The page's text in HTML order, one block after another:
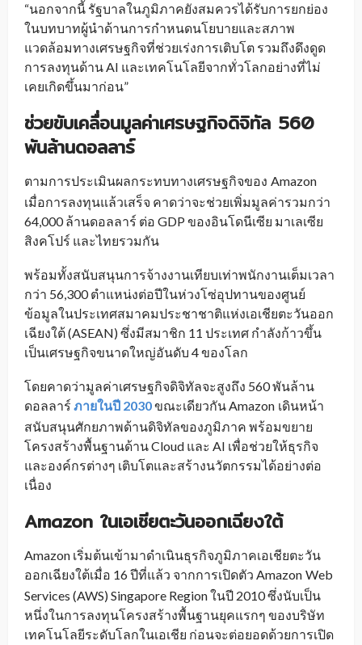
“นอกจากนี้ รัฐบาลในภูมิภาคยังสมควรได้รับการยกย่อง
ในบทบาทผู้นำด้านการกำหนดนโยบายและสภาพ
แวดล้อมทางเศรษฐกิจที่ช่วยเร่งการเติบโต รวมถึงดึงดูด
การลงทุนด้าน AI และเทคโนโลยีจากทั่วโลกอย่างที่ไม่
เคยเกิดขึ้นมาก่อน”
ช่วยขับเคลื่อนมูลค่าเศรษฐกิจดิจิทัล 560
พันล้านดอลลาร์
ตามการประเมินผลกระทบทางเศรษฐกิจของ Amazon
เมื่อการลงทุนแล้วเสร็จ คาดว่าจะช่วยเพิ่มมูลค่ารวมกว่า
64,000 ล้านดอลลาร์ ต่อ GDP ของอินโดนีเซีย มาเลเซีย
สิงคโปร์ และไทยรวมกัน
พร้อมทั้งสนับสนุนการจ้างงานเทียบเท่าพนักงานเต็มเวลา
กว่า 56,300 ตำแหน่งต่อปีในห่วงโซ่อุปทานของศูนย์
ข้อมูลในประเทศสมาคมประชาชาติแห่งเอเชียตะวันออก
เฉียงใต้ (ASEAN) ซึ่งมีสมาชิก 11 ประเทศ กำลังก้าวขึ้น
เป็นเศรษฐกิจขนาดใหญ่อันดับ 4 ของโลก
โดยคาดว่ามูลค่าเศรษฐกิจดิจิทัลจะสูงถึง 560 พันล้าน
ดอลลาร์ ภายในปี 2030ขณะเดียวกัน Amazon เดินหน้า
สนับสนุนศักยภาพด้านดิจิทัลของภูมิภาค พร้อมขยาย
โครงสร้างพื้นฐานด้าน Cloud และ AI เพื่อช่วยให้ธุรกิจ
และองค์กรต่างๆ เติบโตและสร้างนวัตกรรมได้อย่างต่อ
เนื่อง
Amazon ในเอเชียตะวันออกเฉียงใต้
Amazon เริ่มต้นเข้ามาดำเนินธุรกิจภูมิภาคเอเชียตะวัน
ออกเฉียงใต้เมื่อ 16 ปีที่แล้ว จากการเปิดตัว Amazon Web
Services (AWS) Singapore Region ในปี 2010 ซึ่งนับเป็น
หนึ่งในการลงทุนโครงสร้างพื้นฐานยุคแรกๆ ของบริษัท
เทคโนโลยีระดับโลกในเอเชีย ก่อนจะต่อยอดด้วยการเปิด